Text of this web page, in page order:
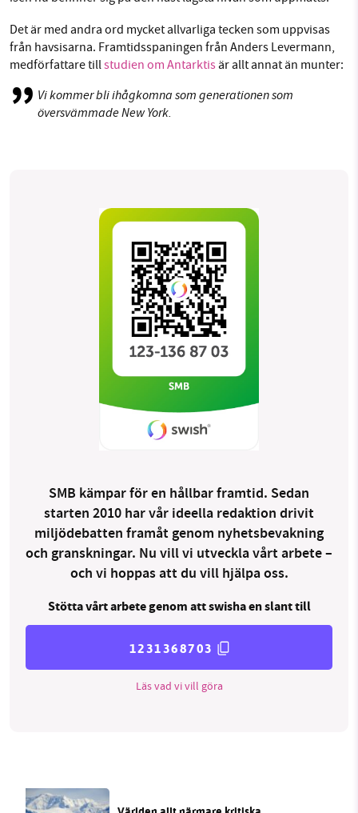
Det är med andra ord mycket allvarliga tecken som uppvisas
från havsisarna. Framtidsspaningen från Anders Levermann,
medförfattare tillstudien om Antarktisär allt annat än munter:
Vi kommer bli ihågkomna som generationen som
översvämmade New York.
SMB kämpar för en hållbar framtid. Sedan
starten 2010 har vår ideella redaktion drivit
miljödebatten framåt genom nyhetsbevakning
och granskningar. Nu vill vi utveckla vårt arbete –
och vi hoppas att du vill hjälpa oss.
Stötta vårt arbete genom att swisha en slant till
1231368703
Läs vad vi vill göra